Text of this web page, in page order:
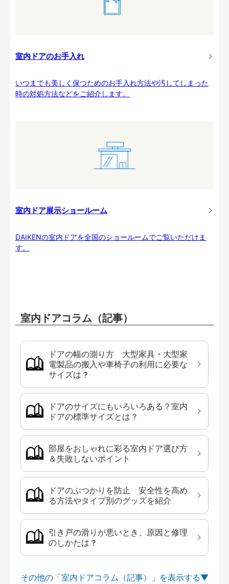
室内ドアのお手入れ
いつまでも美しく保つためのお手入れ方法や汚してしまった
時の対処方法などをご紹介します。
室内ドア展示ショールーム
DAIKENの室内ドアを全国のショールームでご覧いただけま
す。
室内ドアコラム（記事）
ドアの幅の測り方 大型家具・大型家
電製品の搬入や車椅子の利用に必要な
サイズは？
ドアのサイズにもいろいろある？室内
ドアの標準サイズとは？
部屋をおしゃれに彩る室内ドア選び方
＆失敗しないポイント
ドアのぶつかりを防止 安全性を高め
る方法やタイプ別のグッズを紹介
引き戸の滑りが悪いとき、原因と修理
のしかたは？
その他の「室内ドアコラム（記事）」を